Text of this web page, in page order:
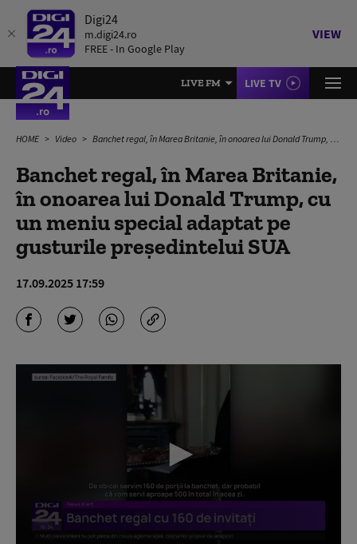
Digi24
m.digi24.ro
FREE - In Google Play
VIEW
LIVE FM LIVE TV
HOME Video Banchet regal, în Marea Britanie, în onoarea lui Donald Trump, cu un meniu special adaptat pe gusturile președintelui SUA
Banchet regal, în Marea Britanie,
în onoarea lui Donald Trump, cu
un meniu special adaptat pe
gusturile președintelui SUA
17.09.2025 17:59